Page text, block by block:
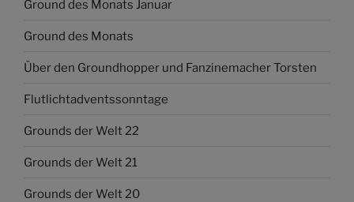
Ground des Monats Januar
Ground des Monats
Über den Groundhopper und Fanzinemacher Torsten
Flutlichtadventssonntage
Grounds der Welt 22
Grounds der Welt 21
Grounds der Welt 20